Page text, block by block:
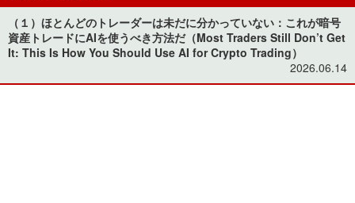
（１）ほとんどのトレーダーは未だに分かっていない：これが暗号
資産トレードにAIを使うべき方法だ（Most Traders Still Don’t Get
It: This Is How You Should Use AI for Crypto Trading）
2026.06.14